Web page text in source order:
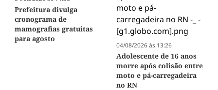
Prefeitura divulga
cronograma de
mamografias gratuitas
para agosto
04/08/2026 às 13:26
Adolescente de 16 anos
morre após colisão entre
moto e pá-carregadeira
no RN